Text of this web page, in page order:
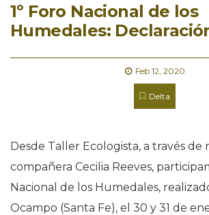
1º Foro Nacional de los
Humedales:
Feb 12, 2020
Delta
Desde Taller Ecologista, a través de
compañera Cecilia Reeves,
Nacional de los Humedales,
Ocampo (Santa Fe), el 30 y 31 de